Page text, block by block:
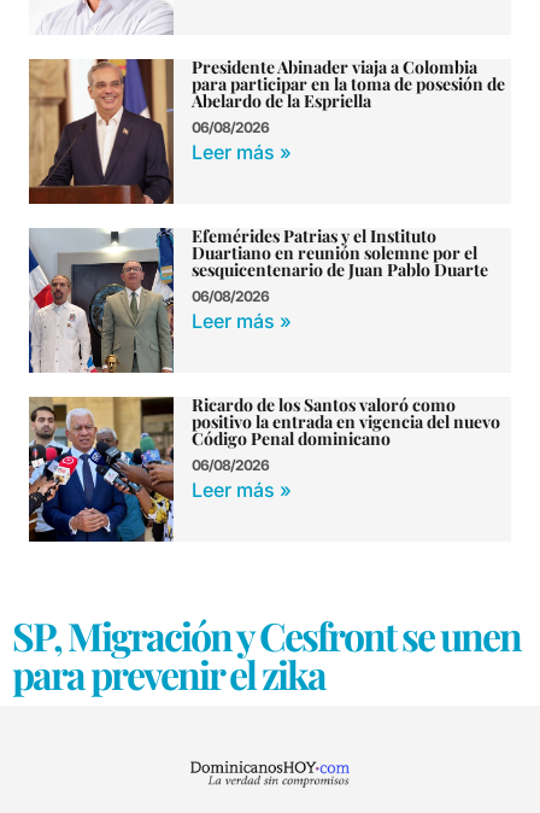
Presidente Abinader viaja a Colombia
para participar en la toma de posesión de
Abelardo de la Espriella
06/08/2026
Leer más »
Efemérides Patrias y el Instituto
Duartiano en reunión solemne por el
sesquicentenario de Juan Pablo Duarte
06/08/2026
Leer más »
Ricardo de los Santos valoró como
positivo la entrada en vigencia del nuevo
Código Penal dominicano
06/08/2026
Leer más »
SP, Migración y Cesfront se unen
para prevenir el zika